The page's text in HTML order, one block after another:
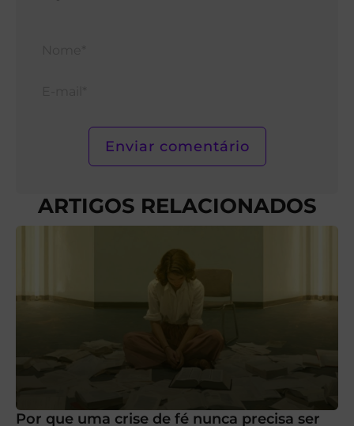
ARTIGOS RELACIONADOS
Por que uma crise de fé nunca precisa ser